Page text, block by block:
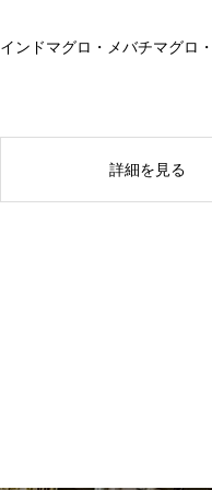
インドマグロ・メバチマグロ
詳細を見る